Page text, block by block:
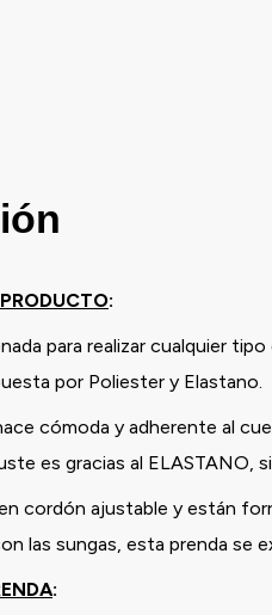
:
para realizar cualquier
por Poliester y Elastano.
cómoda y adherente al
es gracias al ELASTANO,
cordón ajustable y están
las sungas, esta prenda se
: